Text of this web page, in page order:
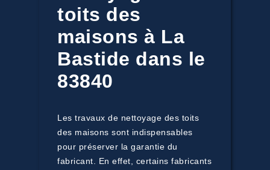
toits des
maisons à La
Bastide dans le
83840
Les travaux de nettoyage des toits
des maisons sont indispensables
pour préserver la garantie du
fabricant. En effet, certains fabricants